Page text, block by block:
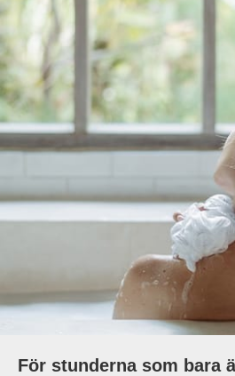
För stunderna som bara